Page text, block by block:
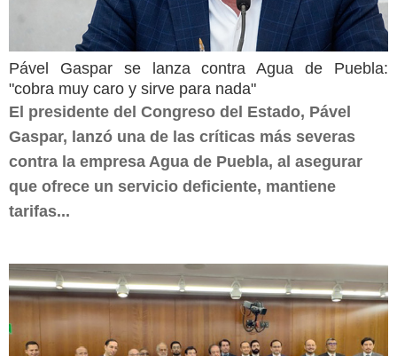
Pável Gaspar se lanza contra Agua de Puebla:
"cobra muy caro y sirve para nada"
El presidente del Congreso del Estado, Pável
Gaspar, lanzó una de las críticas más severas
contra la empresa Agua de Puebla, al asegurar
que ofrece un servicio deficiente, mantiene
tarifas...